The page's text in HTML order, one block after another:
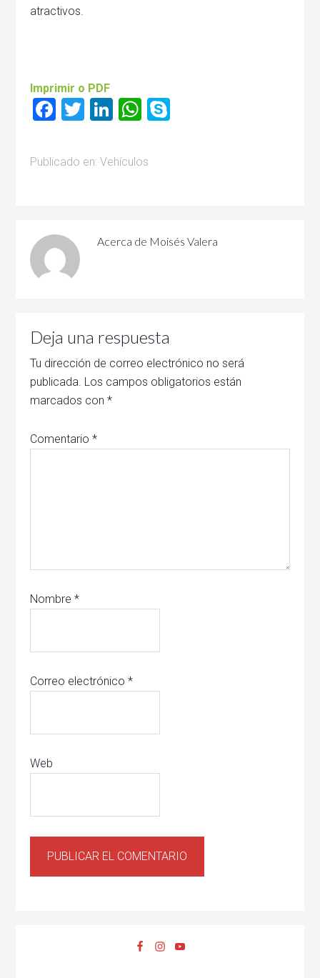
atractivos.
Imprimir o PDF
Facebook
Twitter
LinkedIn
WhatsApp
Publicado en:Vehículos
Acerca de Moisés Valera
Deja una respuesta
Tu dirección de correo electrónico no será
publicada. Los campos obligatorios están
marcados con*
Comentario*
Nombre*
Correo electrónico*
Web